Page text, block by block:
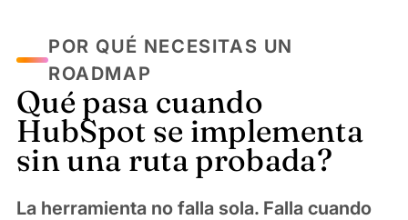
POR QUÉ NECESITAS UN
ROADMAP
Qué pasa cuando
HubSpot se implementa
sin una ruta probada?
La herramienta no falla sola. Falla cuando